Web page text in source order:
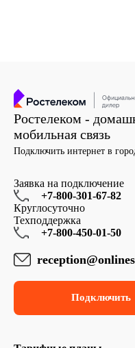
Ростелеком -
мобильная связь
Подключить интернет в
Заявка на подключение
+7-800-301-67-82
Круглосуточно
Техподдержка
+7-800-450-01-50
Подключить